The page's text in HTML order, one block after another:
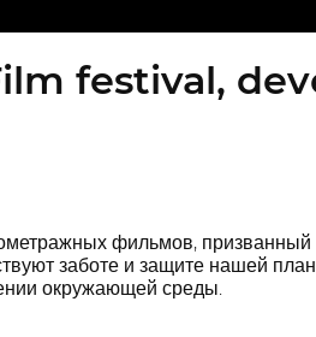
festival,
фильмов, призванный
заботе и защите нашей
окружающей среды.